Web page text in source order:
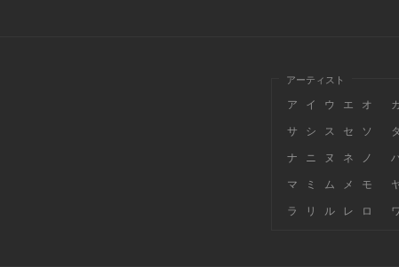
アーティスト
ア イ ウ エ オ カ
サ シ ス セ ソ タ
ナ ニ ヌ ネ ノ
マ ミ ム メ モ
ラ リ ル レ ロ ワ